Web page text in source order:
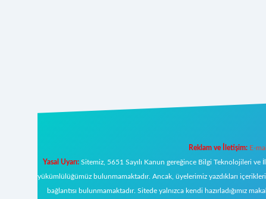
Reklam ve İletişim: E-
Yasal Uyarı:Sitemiz, 5651 Sayılı Kanun gereğince Bilgi Teknolojileri ve
yükümlülüğümüz bulunmamaktadır. Ancak, üyelerimiz yazdıkları
bağlantısı bulunmamaktadır. Sitede yalnızca kendi hazırladığımız